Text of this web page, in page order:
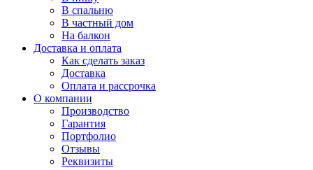
В спальню
В частный дом
На балкон
Доставка и оплата
Как сделать заказ
Доставка
Оплата и рассрочка
О компании
Производство
Гарантия
Портфолио
Отзывы
Реквизиты